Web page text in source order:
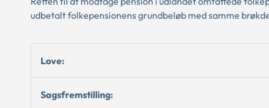
udbetalt folkepensionens grundbeløb med samme
Love:
Sagsfremstilling: